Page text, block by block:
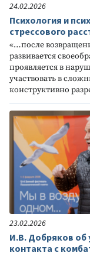
24.02.2026
Психология и
стрессового
«…после
развивается
проявляется в
участвовать в
конструктивно
23.02.2026
И.В. Добряков об
контакта с